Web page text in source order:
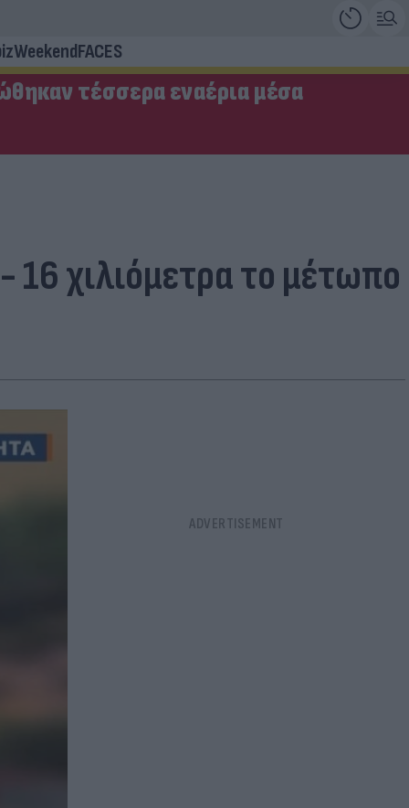
WeekendFACES
τέσσερα εναέρια μέσα
16 χιλιόμετρα το μέτωπο